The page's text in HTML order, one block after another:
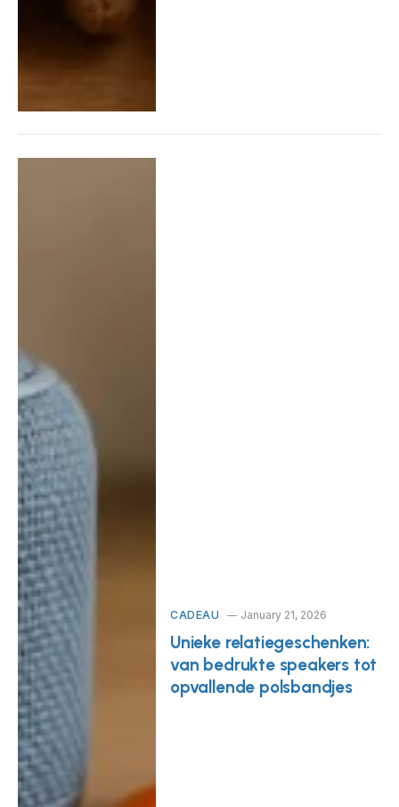
CADEAU January 21, 2026
Unieke relatiegeschenken:
van bedrukte speakers tot
opvallende polsbandjes